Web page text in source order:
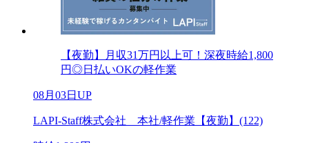
【夜勤】月収31万円以上可！深夜時給1,800
円◎日払いOKの軽作業
08月03日UP
LAPI-Staff株式会社 本社/軽作業【夜勤】(122)